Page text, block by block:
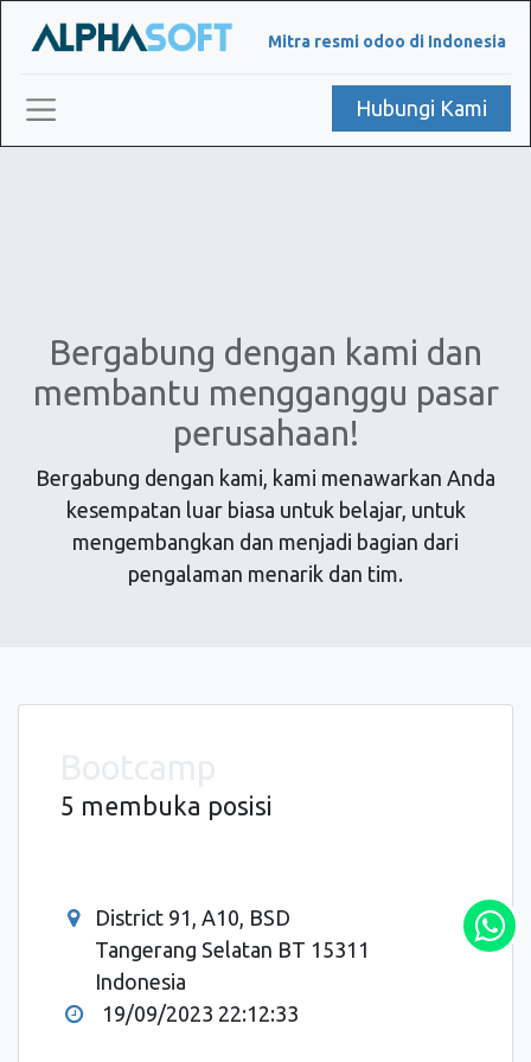
Mitra resmi odoo di Indonesia
Hubungi Kami
Bergabung dengan kami dan
membantu mengganggu pasar
perusahaan!
Bergabung dengan kami, kami menawarkan Anda
kesempatan luar biasa untuk belajar, untuk
mengembangkan dan menjadi bagian dari
pengalaman menarik dan tim.
5 membuka posisi
District 91, A10, BSD
Tangerang Selatan BT 15311
Indonesia
19/09/2023 22:12:33